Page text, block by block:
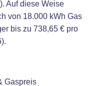
Auf diese Weise
von 18.000 kWh Gas
bis zu 738,65 € pro